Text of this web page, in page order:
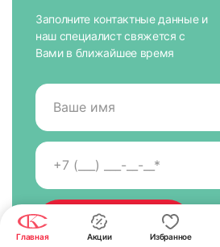
Главная Акции Избранное
Заполните контактные данные и
наш специалист свяжется с
Вами в ближайшее время